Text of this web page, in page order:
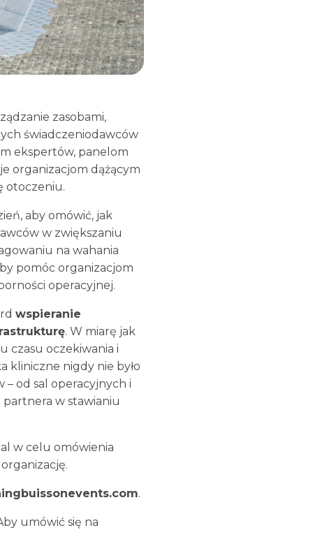
zasobami,
świadczeniodawców
ekspertów, panelom
organizacjom dążącym
otoczeniu.
aby omówić, jak
w zwiększaniu
na wahania
pomóc organizacjom
operacyjnej.
wspieranie
. W miarę jak
czasu oczekiwania i
kliniczne nigdy nie było
od sal operacyjnych i
w stawianiu
w celu omówienia
.
umówić się na